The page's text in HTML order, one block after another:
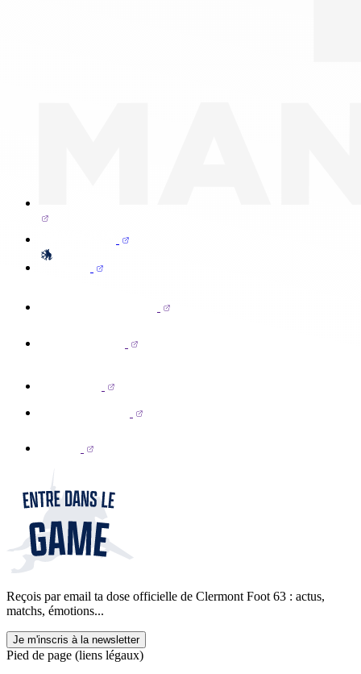
Reçois par email ta dose officielle de Clermont Foot 63 : actus,
matchs, émotions...
Je m'inscris à la newsletter
Pied de page (liens légaux)